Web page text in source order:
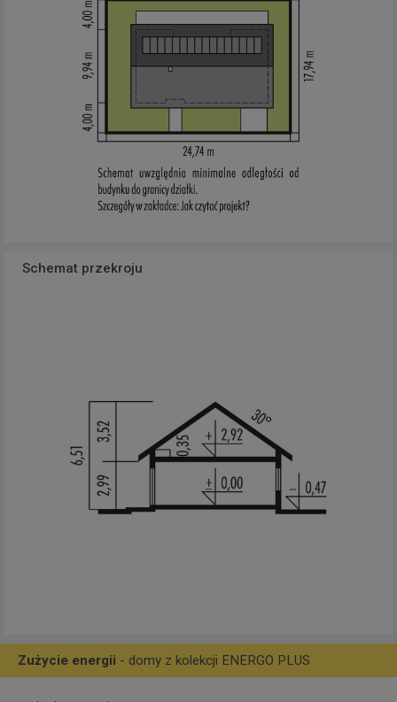
Schemat przekroju
Zużycie energii - domy z kolekcji ENERGO PLUS